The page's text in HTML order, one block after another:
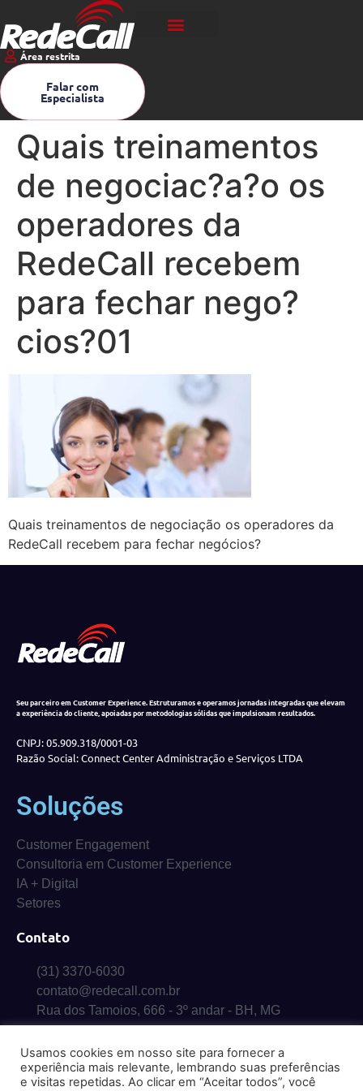
Área restrita
Falar com
Especialista
Quais treinamentos
de negociac?a?o os
operadores da
RedeCall recebem
para fechar nego?
cios?01
Quais treinamentos de negociação os operadores da
RedeCall recebem para fechar negócios?
Seu parceiro em Customer Experience. Estruturamos e operamos jornadas integradas que elevam
a experiência do cliente, apoiadas por metodologias sólidas que impulsionam resultados.
CNPJ: 05.909.318/0001-03
Razão Social: Connect Center Administração e Serviços LTDA
Soluções
Customer Engagement
Consultoria em Customer Experience
IA + Digital
Setores
Contato
(31) 3370-6030
contato@redecall.com.br
Rua dos Tamoios, 666 - 3º andar - BH, MG
Usamos cookies em nosso site para fornecer a
experiência mais relevante, lembrando suas preferências
e visitas repetidas. Ao clicar em “Aceitar todos”, você